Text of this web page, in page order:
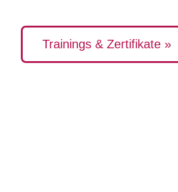
Trainings & Zertifikate »